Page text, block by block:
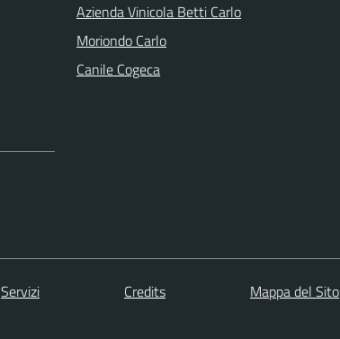
Azienda Vinicola Betti Carlo
Moriondo Carlo
Canile Cogeca
Servizi Credits Mappa del Sito